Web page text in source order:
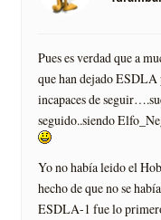
Pues es verdad que a
que han dejado
incapaces de
seguido..siendo
Yo no habí­a leido el
hecho de que no se
ESDLA-1 fue lo